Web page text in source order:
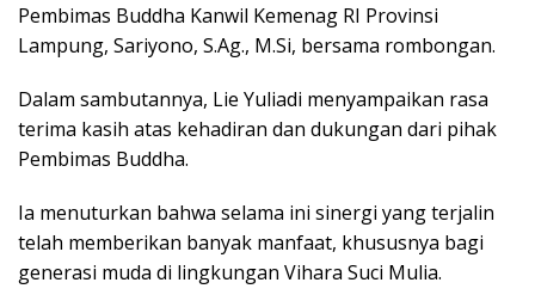
Pembimas Buddha Kanwil Kemenag RI Provinsi
Lampung, Sariyono, S.Ag., M.Si, bersama rombongan.
Dalam sambutannya, Lie Yuliadi menyampaikan rasa
terima kasih atas kehadiran dan dukungan dari pihak
Pembimas Buddha.
Ia menuturkan bahwa selama ini sinergi yang terjalin
telah memberikan banyak manfaat, khususnya bagi
generasi muda di lingkungan Vihara Suci Mulia.